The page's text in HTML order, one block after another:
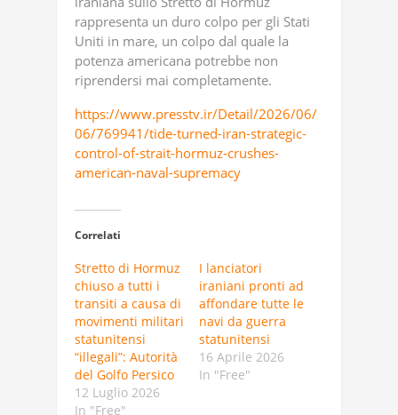
rappresenta un duro colpo per gli Stati
Uniti in mare, un colpo dal quale la
potenza americana potrebbe non
riprendersi mai completamente.
https://www.presstv.ir/Detail/2026/06/
06/769941/tide-turned-iran-strategic-
control-of-strait-hormuz-crushes-
american-naval-supremacy
Correlati
Stretto di Hormuz
chiuso a tutti i
transiti a causa di
movimenti militari
statunitensi
“illegali”: Autorità
del Golfo Persico
12 Luglio 2026
In "Free"
I lanciatori
iraniani pronti ad
affondare tutte le
navi da guerra
statunitensi
16 Aprile 2026
In "Free"